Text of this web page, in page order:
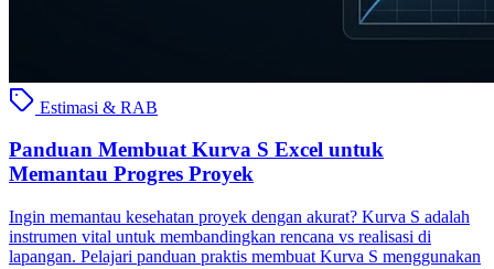
Estimasi & RAB
Panduan Membuat Kurva S Excel untuk
Memantau Progres Proyek
Ingin memantau kesehatan proyek dengan akurat? Kurva S adalah
instrumen vital untuk membandingkan rencana vs realisasi di
lapangan. Pelajari panduan praktis membuat Kurva S menggunakan